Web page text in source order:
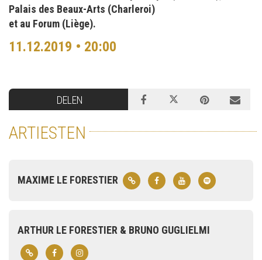
Palais des Beaux-Arts (Charleroi)
et au Forum (Liège).
11.12.2019 • 20:00
DELEN
ARTIESTEN
MAXIME LE FORESTIER
ARTHUR LE FORESTIER & BRUNO GUGLIELMI